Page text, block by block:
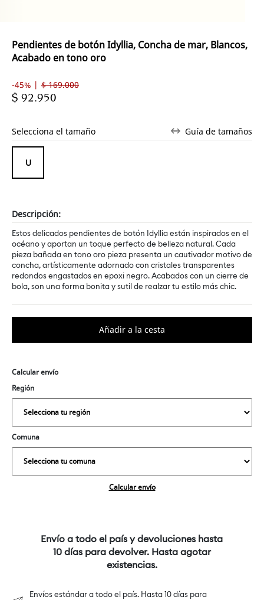
Pendientes de botón Idyllia, Concha de mar, Blancos,
Acabado en tono oro
-45% | $ 169.000
$ 92.950
Selecciona el tamaño Guía de tamaños
Descripción:
Estos delicados pendientes de botón Idyllia están inspirados en el
océano y aportan un toque perfecto de belleza natural. Cada
pieza bañada en tono oro pieza presenta un cautivador motivo de
concha, artísticamente adornado con cristales transparentes
redondos engastados en epoxi negro. Acabados con un cierre de
bola, son una forma bonita y sutil de realzar tu estilo más chic.
Calcular envío
Región
Comuna
Calcular envío
Envío a todo el país y devoluciones hasta
10 días para devolver. Hasta agotar
existencias.
Envíos estándar a todo el país. Hasta 10 días para